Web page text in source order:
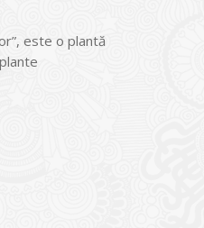
este o plantă